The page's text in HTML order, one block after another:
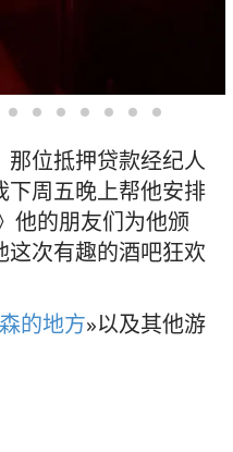
那位抵押贷款经纪人
周五晚上帮他安排
他的朋友们为他颁
次有趣的酒吧狂欢
的地方»以及其他游